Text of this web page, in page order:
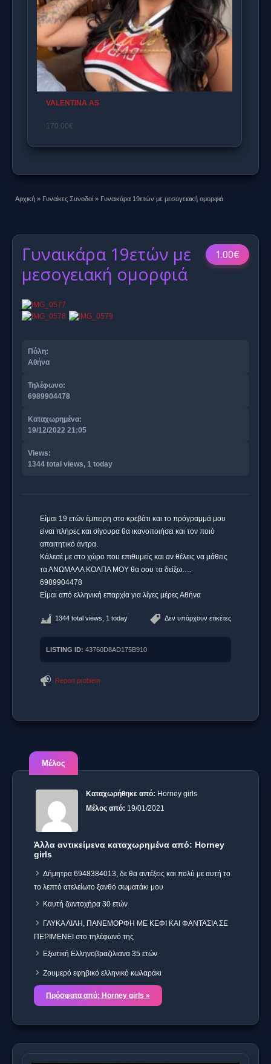
Αρχική » Γυναίκες Συνοδοί » Γυναικάρα 19ετών με μεσογειακή ομορφιά
1.00€
Γυναικάρα 19ετών με
μεσογειακή ομορφιά
Πόλη:
Αθήνα
Τηλέφωνο:
6989904478
Καταχωρημένα:
19/12/2022 21:05
Views:
1344 total views, 1 today
Είμαι 19 ετών έμπειρη στο κρεβάτι και το πρόγραμμά μου
είναι πλήρες και σίγουρα θα ικανοποιήσει και τον ποιό
απαιτητικό άντρα.
Κάλεσέ με στο χώρο που επιθυμείς και αν θέλεις να μάθεις
τα ΑΝΩΜΑΛΑ ΚΟΛΠΑ ΜΟΥ θα σου τα δείξω….
6989904478
Είμαι από ελληνική επαρχία για λίγες μέρες Αθήνα
Δεν υπάρχουν ετικέτες
1344 total views, 1 today
LISTING ID: 43760D8AD175B910
Report problem
Μέλος
Καταχωρήθηκε από: Horney girls
Μέλος από: 19/01/2021
Άλλα αντικείμενα καταχωρημένα από: Horney
girls
Δήμητρα 6948384013, δε θα αντέξεις και πολύ με αυτή το
το λεπτό ατελείωτο ξανθό σωματάκι μου
Καυτή ζωντοχήρα 30 ετών
ΓΛΥΚΑ ΛΙΛΗ, ΠΑΝΕΜΟΡΦΗ ΜΕ ΚΕΦΙ ΚΑΙ ΦΑΝΤΑΣΙΑ ΣΕ
ΠΕΡΙΜΕΝΕΙ στο τηλέφωνό της
Εξωτική Ελληνοβραζιλιανα 35 ετών
Ζουμερό εφηβικό ελληνικό κωλαράκι
Πρόσφατα από: Horney girls »